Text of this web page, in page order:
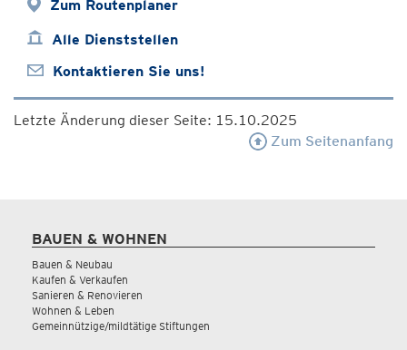
Zum Routenplaner
Alle Dienststellen
Kontaktieren Sie uns!
Letzte Änderung dieser Seite: 15.10.2025
Zum Seitenanfang
BAUEN & WOHNEN
Bauen & Neubau
Kaufen & Verkaufen
Sanieren & Renovieren
Wohnen & Leben
Gemeinnützige/mildtätige Stiftungen